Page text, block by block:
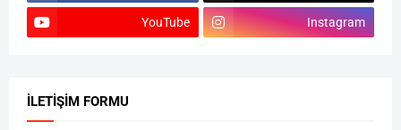
YouTube Instagram
İLETIŞIM FORMU